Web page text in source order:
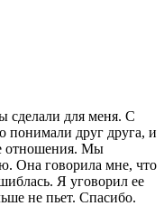
сделали для меня. С
понимали друг друга, и
отношения. Мы
Она говорила мне, что
Я уговорил ее
не пьет. Спасибо.